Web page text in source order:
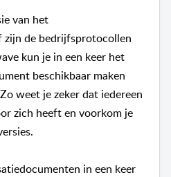
van het
zijn de bedrijfsprotocollen
kun je in een keer het
beschikbaar maken
weet je zeker dat iedereen
zich heeft en voorkom je
in een keer